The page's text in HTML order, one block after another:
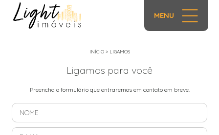
MENU
INÍCIO> LIGAMOS
Ligamos para você
Preencha o formulário que entraremos em contato em breve.